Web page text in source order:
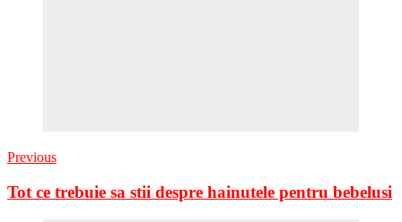
Previous
Tot ce trebuie sa stii despre hainutele pentru bebelusi